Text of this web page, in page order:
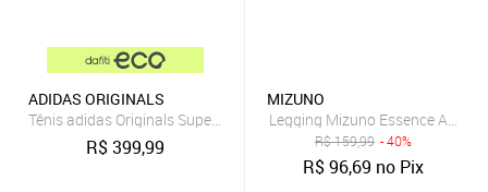
ADIDAS ORIGINALS
Tênis adidas Originals Superstar Slip On Preto
R$399,99
MIZUNO
Legging Mizuno Essence Azul-
R$159,99 - 40%
R$96,69 no Pix